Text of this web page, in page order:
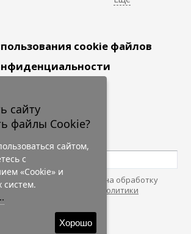
cookie файлов
на кнопку, я даю согласие на обработку
данных. С условиями
"Политики
сайту
файлы Cookie?
сайтом,
с
«Cookie» и
систем.
Хорошо